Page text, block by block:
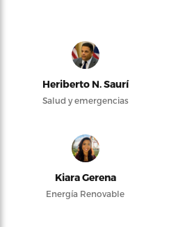
Heriberto N. Saurí
Salud y emergencias
Kiara Gerena
Energía Renovable